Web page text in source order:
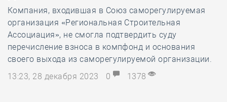
Компания, входившая в Союз саморегулируемая
организация «Региональная Строительная
Ассоциация», не смогла подтвердить суду
перечисление взноса в компфонд и основания
своего выхода из саморегулируемой организации.
13:23, 28 декабря 2023
0 1378